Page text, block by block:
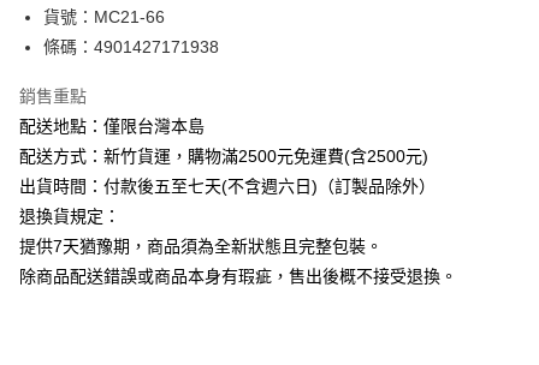
悠遊付
ATM付款
運送方式
下單前請先詢問庫存
每筆NT$130，滿NT$2,500(含以上)免運費
貨號：MC21-66
條碼：4901427171938
銷售重點
配送地點：僅限台灣本島
配送方式：新竹貨運，購物滿2500元免運費(含2500元)
出貨時間：付款後五至七天(不含週六日)（訂製品除外）
退換貨規定：
提供7天猶豫期，商品須為全新狀態且完整包裝。
除商品配送錯誤或商品本身有瑕疵，售出後概不接受退換。